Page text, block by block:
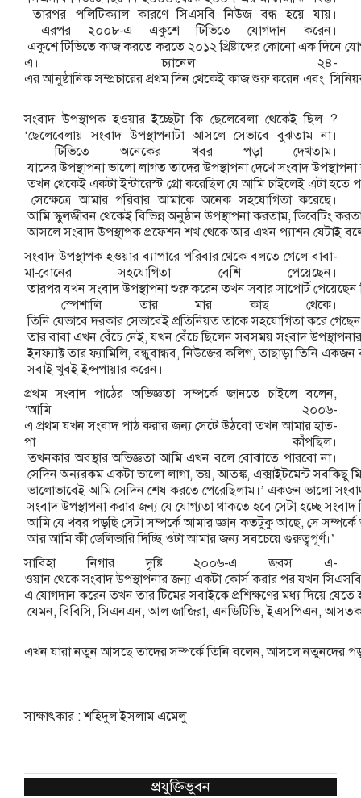
তারপর পলিটিক্যাল কারণে সিএসবি নিউজ বন্ধ হয়ে যায়।
এরপর
২০০৮-এ একুশে টিভিতে যোগদান
করেন।
একুশেটিভিতেকাজকরতেকরতে২০১২ খ্রিষ্টাব্দেরকোনো একদিনে
এ।
চ্যানেল ২৪-
এরআনুষ্ঠানিকসম্প্রচারেরপ্রথমদিনথেকেইকাজশুরুকরেন এবং
সংবাদ উপস্থাপক হওয়ার ইচ্ছেটা কি ছেলেবেলা থেকেই ছিল?
‘ছেলেবেলায় সংবাদ উপস্থাপনাটা আসলে সেভাবে বুঝতাম না।
টিভিতে
অনেকের খবর পড়া
দেখতাম।
যাদেরউপস্থাপনাভালোলাগততাদেরউপস্থাপনাদেখেসংবাদউপস্থাপনা
তখনথেকেই একটাইন্টারেস্টগ্রোকরেছিলযেআমিচাইলেই এটাহতে
সেক্ষেত্রে আমার পরিবার আমাকে অনেক সহযোগিতা করেছে।
আমিস্কুলজীবনথেকেইবিভিন্নঅনুষ্ঠানউপস্থাপনাকরতাম,ডিবেটিং
আসলেসংবাদউপস্থাপকপ্রফেশনশখথেকেআর এখনপ্যাশনযেটাই
সংবাদ উপস্থাপক হওয়ার ব্যাপারে পরিবার থেকে বলতে গেলে বাবা-
মা-বোনের সহযোগিতা বেশি
পেয়েছেন।
তারপরযখনসংবাদউপস্থাপনাশুরুকরেনতখনসবারসাপোর্টপেয়েছেন
স্পেশালি
তার মার কাছ
থেকে।
তিনিযেভাবেদরকারসেভাবেইপ্রতিনিয়ততাকেসহযোগিতাকরে
তারবাবা এখনবেঁচেনেই,যখনবেঁচেছিলেনসবসময়সংবাদউপস্থাপনার
ইনফ্যাক্টতারফ্যামিলি,বন্ধুবান্ধব,নিউজেরকলিগ,তাছাড়াতিনি একজন
সবাইখুবইইন্সপায়ারকরেন।
প্রথম সংবাদ পাঠের অভিজ্ঞতা সম্পর্কে জানতে চাইলে বলেন,
‘আমি ২০০৬-
এ প্রথম যখন সংবাদ পাঠ করার জন্য সেটে উঠবো তখন আমার হাত-
পা
কাঁপছিল।
তখনকার অবস্থার অভিজ্ঞতা আমি এখন বলে বোঝাতে পারবো না।
সেদিনঅন্যরকম একটাভালোলাগা,ভয়,আতঙ্ক, এক্সাইটমেন্টসবকিছু
ভালোভাবেইআমিসেদিনশেষকরতেপেরেছিলাম।’ একজনভালো
সংবাদউপস্থাপনাকরারজন্যযেযোগ্যতাথাকতেহবেসেটাহচ্ছেসংবাদ
আমিযেখবরপড়ছিসেটাসম্পর্কেআমারজ্ঞানকতটুকুআছে, সেসম্পর্কে
আরআমিকীডেলিভারিদিচ্ছি ওটাআমারজন্যসবচেয়েগুরুত্বপূর্ণ।’
সাবিহা
নিগার দৃষ্টি ২০০৬-এ জবস এ-
ওয়ানথেকেসংবাদউপস্থাপনারজন্য একটাকোর্সকরারপরযখনসিএসবি
এ যোগদানকরেনতখনতারটিমেরসবাইকেপ্রশিক্ষণেরমধ্যদিয়েযেতে
যেমন,বিবিসি,সিএনএন,আলজাজিরা, এনডিটিভি,ইএসপিএন,
এখনযারানতুনআসছেতাদেরসম্পর্কেতিনিবলেন,আসলেনতুনদের
সাক্ষাৎকার :শহিদুলইসলাম এমেলু
প্রযুক্তিভুবন